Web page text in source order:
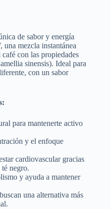
de sabor y energía
mezcla instantánea
con las propiedades
sinensis). Ideal para
con un sabor
para mantenerte activo
y el enfoque
cardiovascular gracias
negro.
y ayuda a mantener
una alternativa más